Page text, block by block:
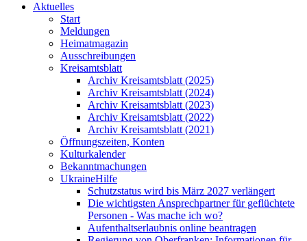
Aktuelles
Start
Meldungen
Heimatmagazin
Ausschreibungen
Kreisamtsblatt
Archiv Kreisamtsblatt (2025)
Archiv Kreisamtsblatt (2024)
Archiv Kreisamtsblatt (2023)
Archiv Kreisamtsblatt (2022)
Archiv Kreisamtsblatt (2021)
Öffnungszeiten, Konten
Kulturkalender
Bekanntmachungen
UkraineHilfe
Schutzstatus wird bis März 2027 verlängert
Die wichtigsten Ansprechpartner für geflüchtete
Personen - Was mache ich wo?
Aufenthaltserlaubnis online beantragen